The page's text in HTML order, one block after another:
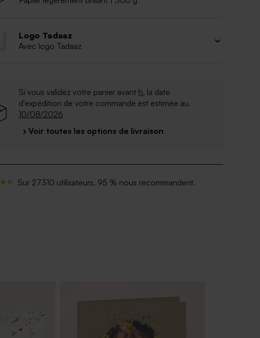
Logo Tadaaz
Avec logo Tadaaz
Si vous validez votre panier avant h, la date
d'expédition de votre commande est estimée au
10/08/2026
› Voir toutes les options de livraison
Sur 27310 utilisateurs, 95 % nous recommandent.